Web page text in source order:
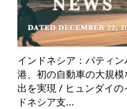
インドネシア：パティン
港、初の自動車の大規模
出を実現 / ヒュンダイの
ドネシア支...